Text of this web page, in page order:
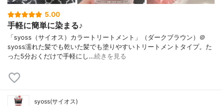
5.00
手軽に簡単に染まる♪
「syoss（サイオス）カラートリートメント」（ダークブラウン）＠
syoss濡れた髪でも乾いた髪でも塗りやすいトリートメントタイプ。た
った5分おくだけで手軽にし…続きを見る
syoss(サイオス)